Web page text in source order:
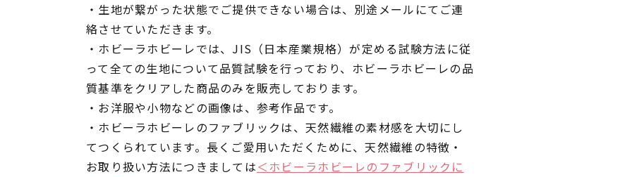
・生地が繋がった状態でご提供できない場合は、別途メールにてご連
絡させていただきます。
・ホビーラホビーレでは、JIS（日本産業規格）が定める試験方法に従
って全ての生地について品質試験を行っており、ホビーラホビーレの品
質基準をクリアした商品のみを販売しております。
・お洋服や小物などの画像は、参考作品です。
・ホビーラホビーレのファブリックは、天然繊維の素材感を大切にし
てつくられています。長くご愛用いただくために、天然繊維の特徴・
お取り扱い方法につきましては＜ホビーラホビーレのファブリックに